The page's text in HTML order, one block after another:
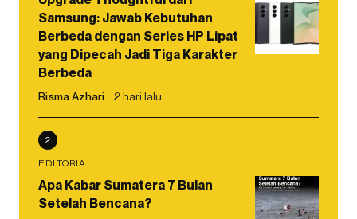
Samsung: Jawab Kebutuhan
Berbeda dengan Series HP Lipat
yang Dipecah Jadi Tiga Karakter
Berbeda
Risma Azhari 2 hari lalu
2
EDITORIAL
Apa Kabar Sumatera 7 Bulan
Setelah Bencana?